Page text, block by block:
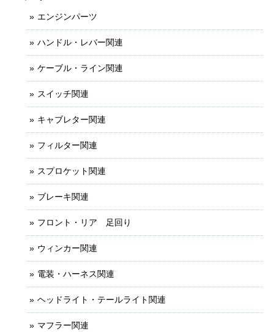
エンジンパーツ
ハンドル・レバー関連
ケーブル・ライン関連
スイッチ関連
キャブレター関連
フィルター関連
スプロケット関連
ブレーキ関連
フロント・リア 足回り
ウィンカー関連
電装・ハーネス関連
ヘッドライト・テールライト関連
マフラー関連